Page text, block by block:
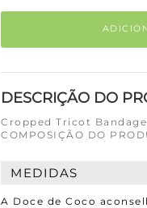
DESCRIÇÃO DO
Cropped Tricot
COMPOSIÇÃO DO
MEDIDAS
A Doce de Coco